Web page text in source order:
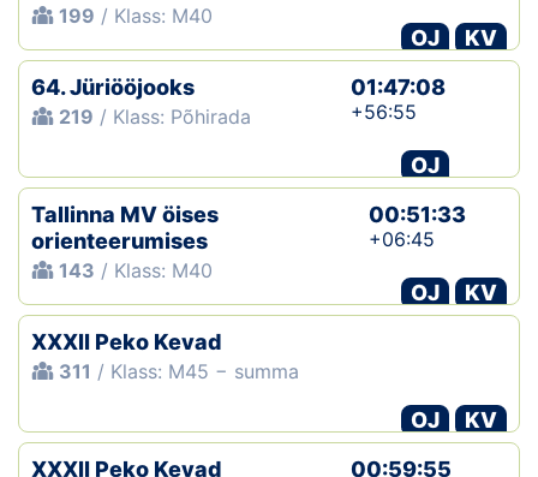
199 / Klass: M40
OJ
KV
64. Jüriööjooks
219 / Klass: Põhirada
01:47:08
+56:55
OJ
Tallinna MV öises
orienteerumises
143 / Klass: M40
00:51:33
+06:45
OJ
KV
XXXII Peko Kevad
311 / Klass: M45 − summa
OJ
KV
XXXII Peko Kevad
00:59:55